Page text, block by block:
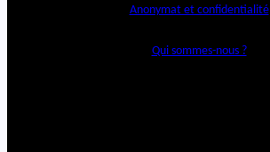
Anonymat et confidentialité
Qui sommes-nous ?